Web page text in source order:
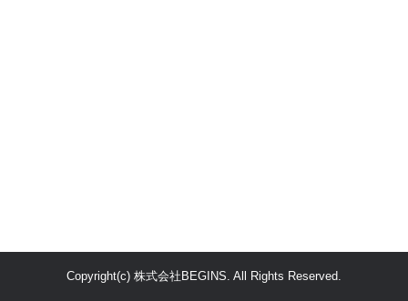
Copyright(c) 株式会社BEGINS. All Rights Reserved.